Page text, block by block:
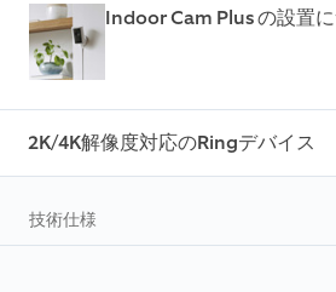
Indoor Cam Plus の設置
2K/4K解像度対応のRingデバイス
技術仕様